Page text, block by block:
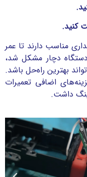
کنید.
مناسب دارند تا عمر
دچار مشکل شد،
بهترین راه‌حل باشد.
اضافی تعمیرات
داشت.